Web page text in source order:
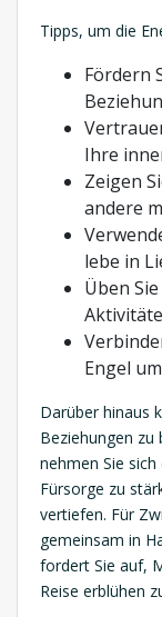
Tipps, um die
Fördern
Ihre
Zeigen
andere
lebe in
Üben
Engel
Darüber hinaus
Beziehungen zu
nehmen Sie
Fürsorge zu
vertiefen. Für
gemeinsam in
fordert Sie auf,
Reise erblühen